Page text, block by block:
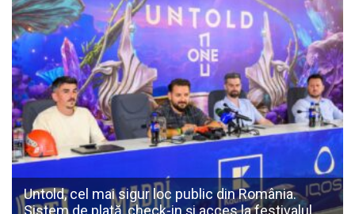
Untold, cel mai sigur loc public din România.
Sistem de plată, check-in și acces la festivalul